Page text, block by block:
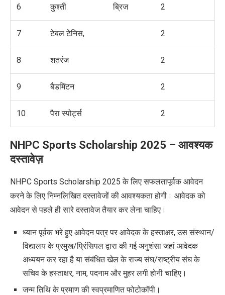
6 कुश्ती ब्रिज 2
7 टेबल टेनिस, 2
8 शतरंज 2
9 बैडमिंटन 2
10 पैरा स्पोर्ट्स 2
NHPC Sports Scholarship 2025 – आवश्यक
दस्तावेज़
NHPC Sports Scholarship 2025 के लिए सफलतापूर्वक आवेदन
करने के लिए निम्नलिखित दस्तावेजों की आवश्यकता होगी। आवेदक को
आवेदन से पहले ही सारे दस्तावेज तैयार कर लेना चाहिए।
ध्यान पूर्वक भरे हुए आवेदन पत्र पर आवेदक के हस्ताक्षर, उस संस्थान/
विद्यालय के प्रमुख/प्रिंसिपल द्वारा की गई अनुशंसा जहां आवेदक
अध्ययन कर रहा है या संबंधित खेल के राज्य संघ/राष्ट्रीय संघ के
सचिव के हस्ताक्षर, नाम, पदनाम और मुहर लगी होनी चाहिए।
जन्म तिथि के प्रमाण की स्वप्रमाणित फोटोकॉपी।